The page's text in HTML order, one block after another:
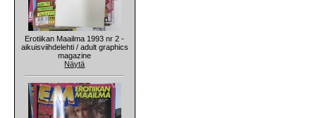
Erotiikan Maailma 1993 nr 2 -
aikuisviihdelehti / adult graphics
magazine
Näytä